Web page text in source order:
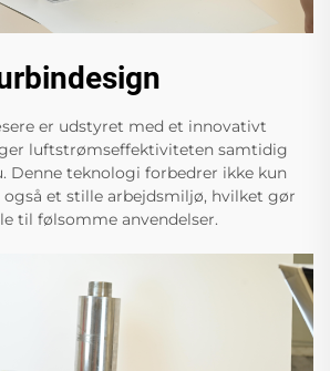
er udstyret med et innovativt
luftstrømseffektiviteten samtidig
Denne teknologi forbedrer ikke kun
også et stille arbejdsmiljø, hvilket gør
til følsomme anvendelser.